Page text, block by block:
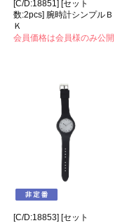
[C/D:18851] [セット
数:2pcs] 腕時計シンプルＢ
Ｋ
会員価格は会員様のみ公開
[C/D:18853] [セット